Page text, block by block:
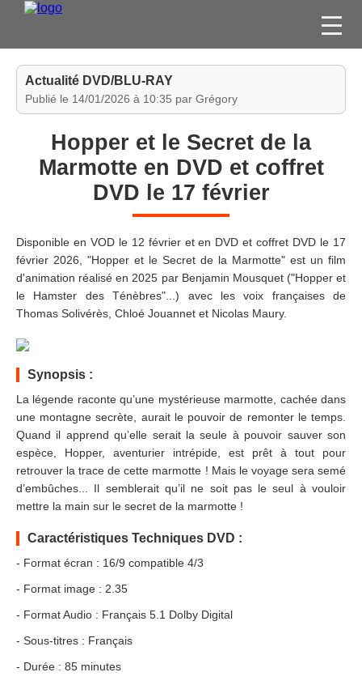
FILMS
JEUX VIDÉO
CONCOURS
ESPACE
MEMBRE
Actualité DVD/BLU-RAY
Publié le 14/01/2026 à 10:35 par Grégory
Hopper et le Secret de la
Marmotte en DVD et coffret
DVD le 17 février
Disponible en VOD le 12 février et en DVD et coffret DVD le 17
février 2026, "Hopper et le Secret de la Marmotte" est un film
d'animation réalisé en 2025 par Benjamin Mousquet ("Hopper et
le Hamster des Ténèbres"...) avec les voix françaises de
Thomas Solivérès, Chloé Jouannet et Nicolas Maury.
Synopsis :
La légende raconte qu’une mystérieuse marmotte, cachée dans
une montagne secrète, aurait le pouvoir de remonter le temps.
Quand il apprend qu’elle serait la seule à pouvoir sauver son
espèce, Hopper, aventurier intrépide, est prêt à tout pour
retrouver la trace de cette marmotte ! Mais le voyage sera semé
d’embûches... Il semblerait qu’il ne soit pas le seul à vouloir
mettre la main sur le secret de la marmotte !
Caractéristiques Techniques DVD :
- Format écran : 16/9 compatible 4/3
- Format image : 2.35
- Format Audio : Français 5.1 Dolby Digital
- Sous-titres : Français
- Durée : 85 minutes